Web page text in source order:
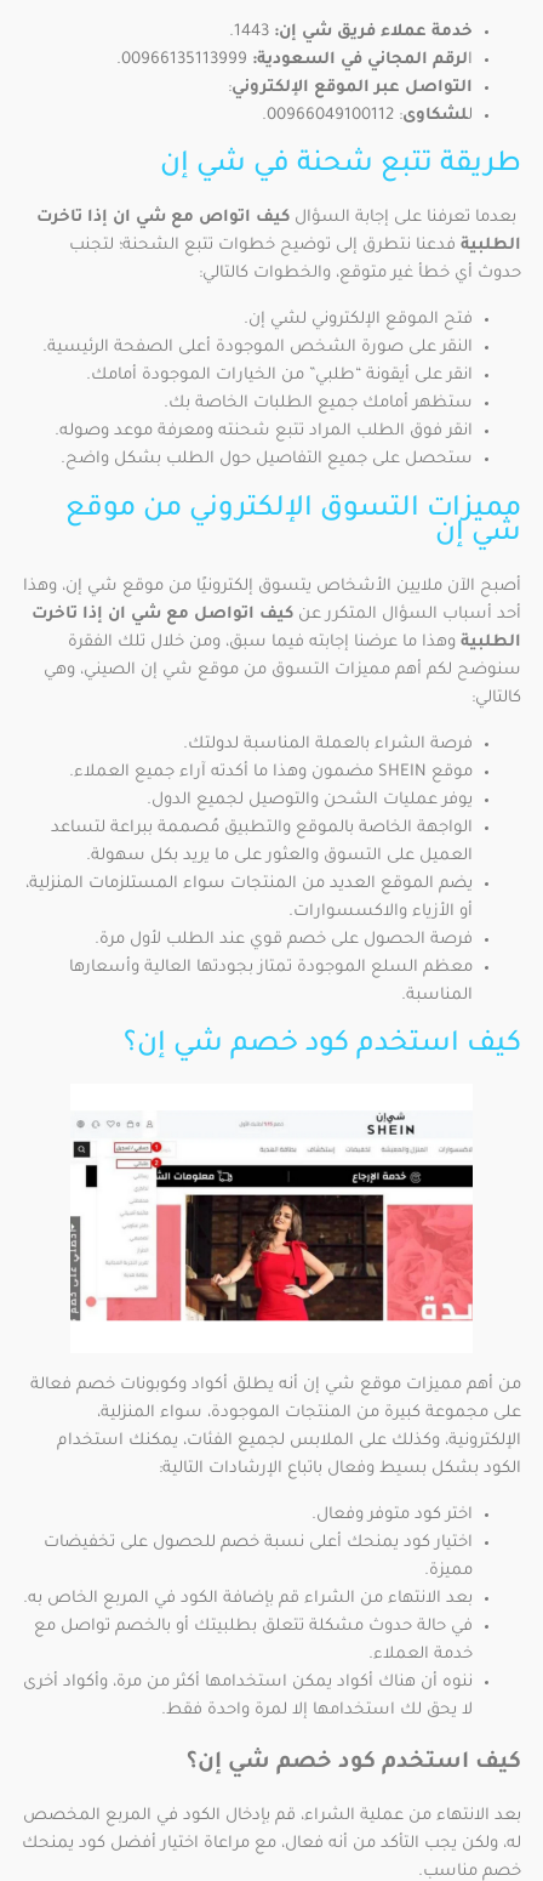
خدمة عملاء فريق شي إن: 1443.
الرقم المجاني في السعودية: 00966135113999.
التواصل عبر الموقع الإلكتروني:
للشكاوى: 00966049100112.
طريقة تتبع شحنة في شي إن
بعدما تعرفنا على إجابة السؤال كيف اتواص مع شي ان إذا تاخرت
الطلبية فدعنا نتطرق إلى توضيح خطوات تتبع الشحنة؛ لتجنب
حدوث أي خطأ غير متوقع، والخطوات كالتالي:
فتح الموقع الإلكتروني لشي إن.
النقر على صورة الشخص الموجودة أعلى الصفحة الرئيسية.
انقر على أيقونة “طلبي” من الخيارات الموجودة أمامك.
ستظهر أمامك جميع الطلبات الخاصة بك.
انقر فوق الطلب المراد تتبع شحنته ومعرفة موعد وصوله.
ستحصل على جميع التفاصيل حول الطلب بشكل واضح.
مميزات التسوق الإلكتروني من موقع
شي إن
أصبح الآن ملايين الأشخاص يتسوق إلكترونيًا من موقع شي إن، وهذا
أحد أسباب السؤال المتكرر عن كيف اتواصل مع شي ان إذا تاخرت
الطلبية وهذا ما عرضنا إجابته فيما سبق، ومن خلال تلك الفقرة
سنوضح لكم أهم مميزات التسوق من موقع شي إن الصيني، وهي
كالتالي:
فرصة الشراء بالعملة المناسبة لدولتك.
موقع SHEIN مضمون وهذا ما أكدته آراء جميع العملاء.
يوفر عمليات الشحن والتوصيل لجميع الدول.
الواجهة الخاصة بالموقع والتطبيق مُصممة ببراعة لتساعد
العميل على التسوق والعثور على ما يريد بكل سهولة.
يضم الموقع العديد من المنتجات سواء المستلزمات المنزلية،
أو الأزياء والاكسسوارات.
فرصة الحصول على خصم قوي عند الطلب لأول مرة.
معظم السلع الموجودة تمتاز بجودتها العالية وأسعارها
المناسبة.
كيف استخدم كود خصم شي إن؟
من أهم مميزات موقع شي إن أنه يطلق أكواد وكوبونات خصم فعالة
على مجموعة كبيرة من المنتجات الموجودة، سواء المنزلية،
الإلكترونية، وكذلك على الملابس لجميع الفئات، يمكنك استخدام
الكود بشكل بسيط وفعال باتباع الإرشادات التالية:
اختر كود متوفر وفعال.
اختيار كود يمنحك أعلى نسبة خصم للحصول على تخفيضات
مميزة.
بعد الانتهاء من الشراء قم بإضافة الكود في المربع الخاص به.
في حالة حدوث مشكلة تتعلق بطلبيتك أو بالخصم تواصل مع
خدمة العملاء.
ننوه أن هناك أكواد يمكن استخدامها أكثر من مرة، وأكواد أخرى
لا يحق لك استخدامها إلا لمرة واحدة فقط.
كيف استخدم كود خصم شي إن؟
بعد الانتهاء من عملية الشراء، قم بإدخال الكود في المربع المخصص
له، ولكن يجب التأكد من أنه فعال، مع مراعاة اختيار أفضل كود يمنحك
خصم مناسب.